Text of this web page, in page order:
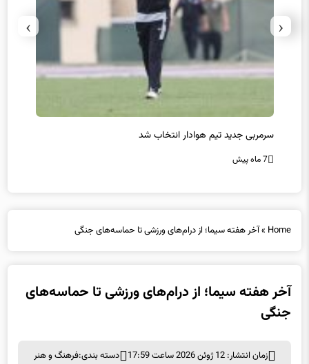
سرمربی جدید تیم هوادار انتخاب شد
7 ماه پیش
‹
›
Home
»آخر هفته سیما؛ از درام‌های ورزشی تا حماسه‌های جنگی
آخر هفته سیما؛ از درام‌های ورزشی تا حماسه‌های
جنگی
زمان انتشار: 12 ژوئن 2026 ساعت 17:59 دسته بندی:فرهنگ و هنر